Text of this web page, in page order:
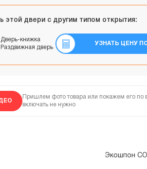
этой двери с другим типом открытия:
Дверь-книжка
Раздвижная дверь
УЗНАТЬ ЦЕНУ
Пришлем фото товара или покажем его по
включать не нужно
Экошпон